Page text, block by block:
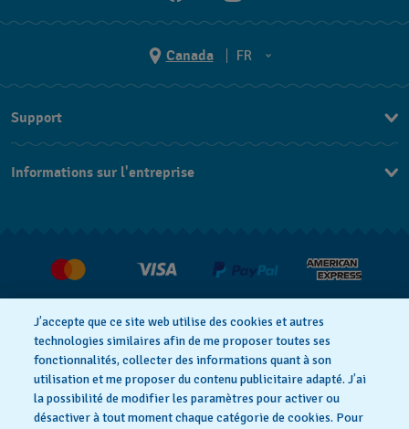
Canada
FR
EN
Support
Nous contacter
Informations sur l'entreprise
Déclaration de confidentialité
J’accepte que ce site web utilise des cookies et autres
technologies similaires afin de me proposer toutes ses
fonctionnalités, collecter des informations quant à son
utilisation et me proposer du contenu publicitaire adapté. J’ai
la possibilité de modifier les paramètres pour activer ou
désactiver à tout moment chaque catégorie de cookies. Pour